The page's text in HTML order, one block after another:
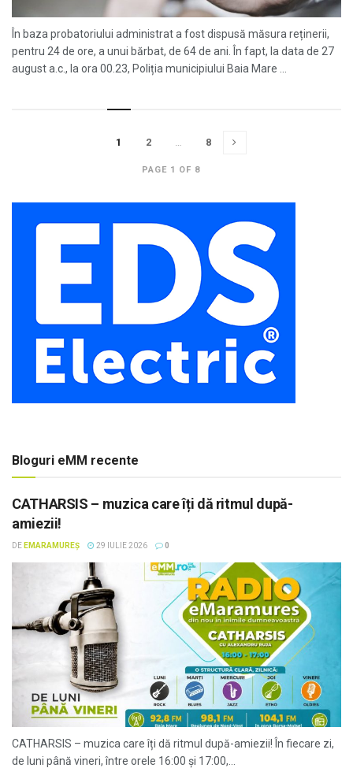
În baza probatoriului administrat a fost dispusă măsura reținerii,
pentru 24 de ore, a unui bărbat, de 64 de ani. În fapt, la data de 27
august a.c., la ora 00.23, Poliția municipiului Baia Mare ...
PAGE 1 OF 8
1 2 … 8
Bloguri eMM recente
CATHARSIS – muzica care îți dă ritmul după-
amiezii!
DE EMARAMUREȘ 29 IULIE 2026 0
CATHARSIS – muzica care îți dă ritmul după-amiezii! În fiecare zi,
de luni până vineri, între orele 16:00 și 17:00,...